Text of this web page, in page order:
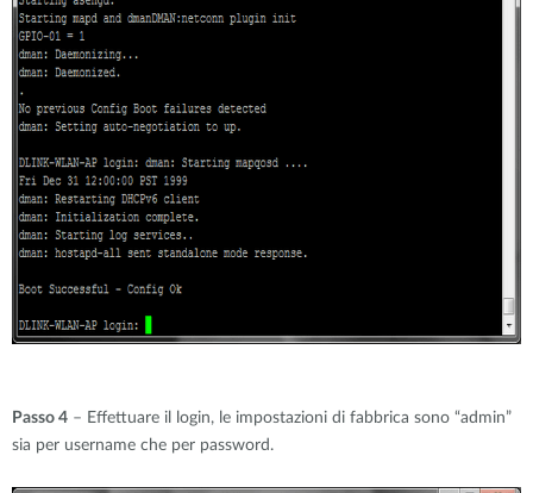
Passo 4 – Effettuare il login, le impostazioni di fabbrica sono “admin”
sia per username che per password.